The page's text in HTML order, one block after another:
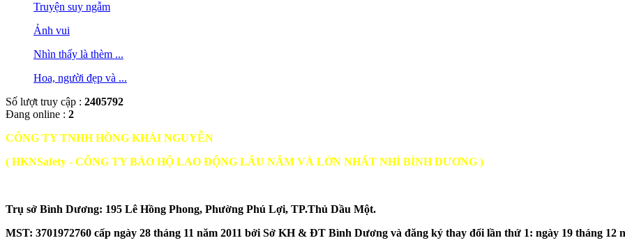
Truyện suy ngẫm
Ảnh vui
Nhìn thấy là thèm ...
Hoa, người đẹp và ...
Số lượt truy cập : 2405792
Đang online : 2
CÔNG TY TNHH HỒNG KHẢI NGUYỄN
( HKNSafety - CÔNG TY BẢO HỘ LAO ĐỘNG LÂU NĂM VÀ LỚN NHẤT NHÌ BÌNH DƯƠNG )
Trụ sở Bình Dương: 195 Lê Hồng Phong, Phường Phú Lợi, TP.Thủ Dầu Một.
MST: 3701972760 cấp ngày 28 tháng 11 năm 2011 bởi Sở KH & ĐT Bình Dương và đăng ký thay đổi lần thứ 1: ngày 19 tháng 12